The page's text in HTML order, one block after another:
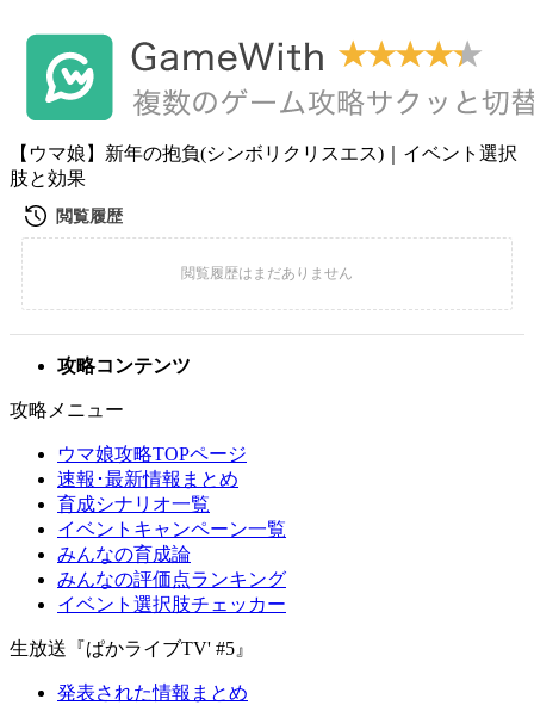
【ウマ娘】新年の抱負(シンボリクリスエス)｜イベント選択
肢と効果
攻略コンテンツ
攻略メニュー
ウマ娘攻略TOPページ
速報･最新情報まとめ
育成シナリオ一覧
イベントキャンペーン一覧
みんなの育成論
みんなの評価点ランキング
イベント選択肢チェッカー
生放送『ぱかライブTV' #5』
発表された情報まとめ